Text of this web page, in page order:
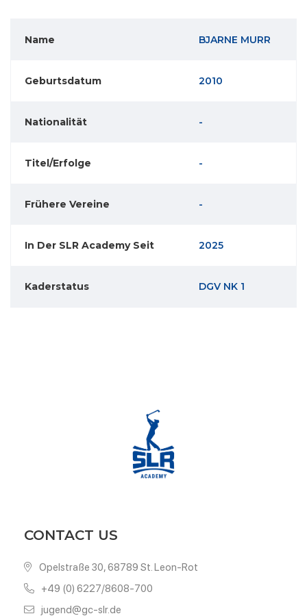
Name BJARNE MURR
Geburtsdatum 2010
Nationalität -
Titel/Erfolge -
Frühere Vereine -
In Der SLR Academy Seit 2025
Kaderstatus DGV NK 1
CONTACT US
Opelstraße 30, 68789 St. Leon-Rot
+49 (0) 6227/8608-700
jugend@gc-slr.de